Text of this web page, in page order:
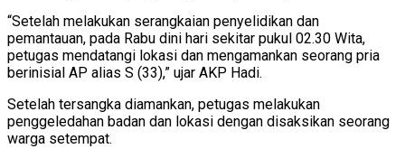
“Setelah melakukan serangkaian penyelidikan dan
pemantauan, pada Rabu dini hari sekitar pukul 02.30 Wita,
petugas mendatangi lokasi dan mengamankan seorang pria
berinisial AP alias S (33),” ujar AKP Hadi.
Setelah tersangka diamankan, petugas melakukan
penggeledahan badan dan lokasi dengan disaksikan seorang
warga setempat.